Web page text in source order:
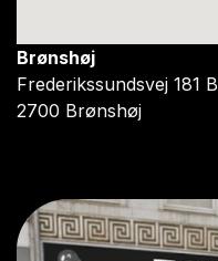
Brønshøj
Frederikssundsvej 181 B
2700 Brønshøj